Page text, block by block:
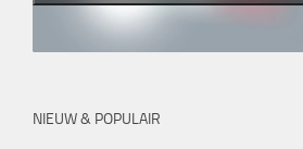
NIEUW & POPULAIR